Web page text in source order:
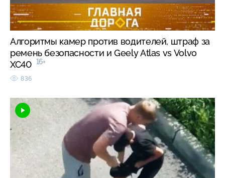
Алгоритмы камер против водителей, штраф за
ремень безопасности и Geely Atlas vs Volvo
XC40 16+
836